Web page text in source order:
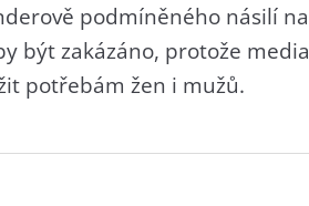
podmíněného násilí
být zakázáno, protože
potřebám žen i mužů.